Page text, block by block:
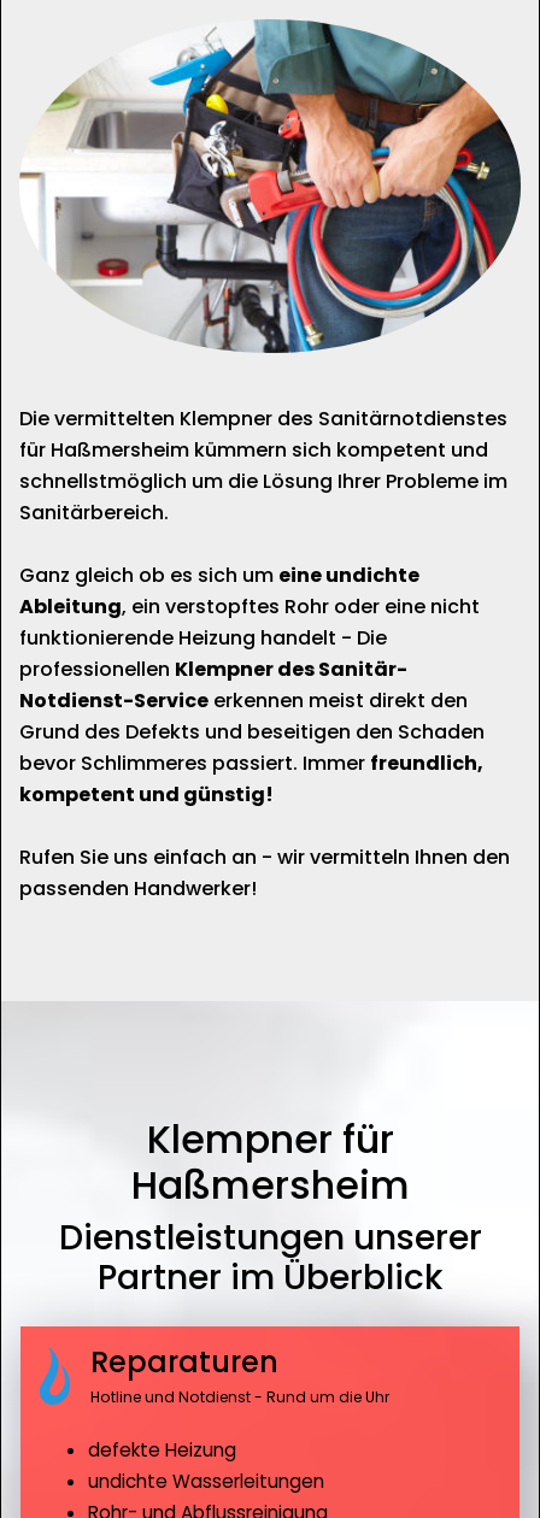
Die vermittelten Klempner des Sanitärnotdienstes
für Haßmersheim kümmern sich kompetent und
schnellstmöglich um die Lösung Ihrer Probleme im
Sanitärbereich.
Ganz gleich ob es sich um eine undichte
Ableitung, ein verstopftes Rohr oder eine nicht
funktionierende Heizung handelt - Die
professionellen Klempner des Sanitär-
Notdienst-Service erkennen meist direkt den
Grund des Defekts und beseitigen den Schaden
bevor Schlimmeres passiert. Immer freundlich,
kompetent und günstig!
Rufen Sie uns einfach an - wir vermitteln Ihnen den
passenden Handwerker!
Klempner für
Haßmersheim
Dienstleistungen unserer
Partner im Überblick
Reparaturen
Hotline und Notdienst - Rund um die Uhr
defekte Heizung
undichte Wasserleitungen
Rohr- und Abflussreinigung